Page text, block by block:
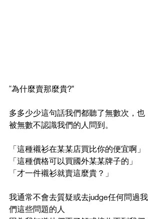
“為什麼賣那麼貴?”
多多少少這句話我們都聽了無數次，也
被無數不認識我們的人問到。
「這種襯衫在某某店買比你的便宜啊」
「這種價格可以買國外某某牌子的」
「才一件襯衫就賣這麼貴？」
我通常不會去質疑或去judge任何問過我
們這些問題的人